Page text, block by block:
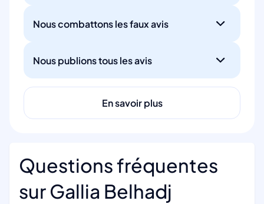
Nous combattons les faux avis
Nous publions tous les avis
En savoir plus
Questions fréquentes
sur Gallia Belhadj